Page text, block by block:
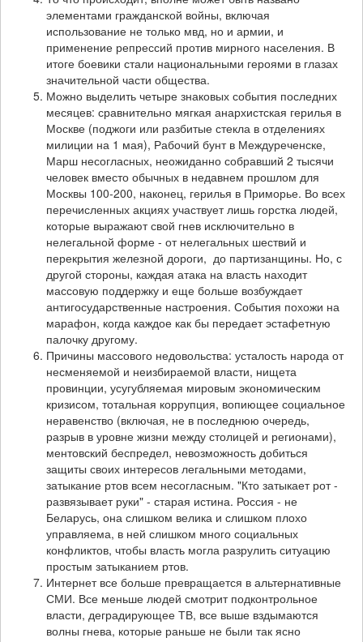
элементами гражданской войны, включая
использование не только мвд, но и армии, и
применение репрессий против мирного населения. В
итоге боевики стали национальными героями в глазах
значительной части общества.
Можно выделить четыре знаковых события последних
месяцев: сравнительно мягкая анархистская герилья в
Москве (поджоги или разбитые стекла в отделениях
милиции на 1 мая), Рабочий бунт в Междуреченске,
Марш несогласных, неожиданно собравший 2 тысячи
человек вместо обычных в недавнем прошлом для
Москвы 100-200, наконец, герилья в Приморье. Во всех
перечисленных акциях участвует лишь горстка людей,
которые выражают свой гнев исключительно в
нелегальной форме - от нелегальных шествий и
перекрытия железной дороги, до партизанщины. Но, с
другой стороны, каждая атака на власть находит
массовую поддержку и еще больше возбуждает
антигосударственные настроения. События похожи на
марафон, когда каждое как бы передает эстафетную
палочку другому.
Причины массового недовольства: усталость народа от
несменяемой и неизбираемой власти, нищета
провинции, усугубляемая мировым экономическим
кризисом, тотальная коррупция, вопиющее социальное
неравенство (включая, не в последнюю очередь,
разрыв в уровне жизни между столицей и регионами),
ментовский беспредел, невозможность добиться
защиты своих интересов легальными методами,
затыкание ртов всем несогласным. "Кто затыкает рот -
развязывает руки" - старая истина. Россия - не
Беларусь, она слишком велика и слишком плохо
управляема, в ней слишком много социальных
конфликтов, чтобы власть могла разрулить ситуацию
простым затыканием ртов.
Интернет все больше превращается в альтернативные
СМИ. Все меньше людей смотрит подконтрольное
власти, деградирующее ТВ, все выше вздымаются
волны гнева, которые раньше не были так ясно